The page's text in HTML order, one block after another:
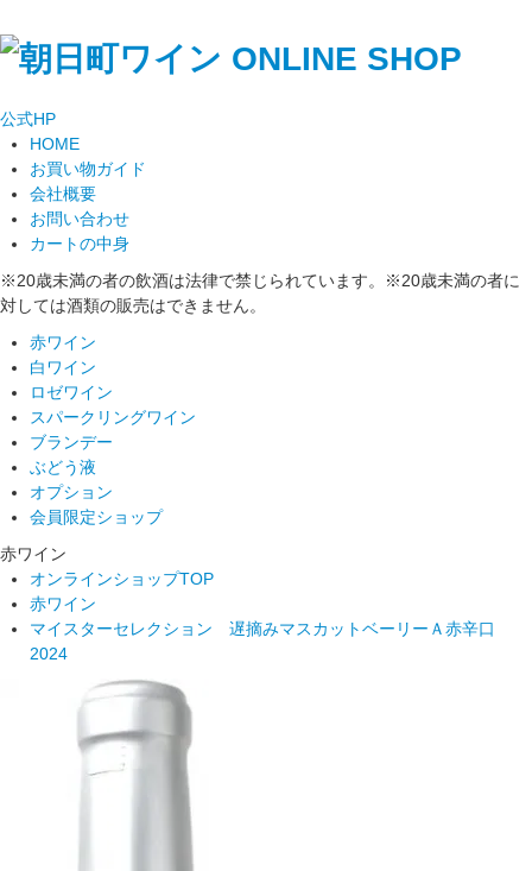
公式HP
HOME
お買い物ガイド
会社概要
お問い合わせ
カートの中身
※20歳未満の者の飲酒は法律で禁じられています。※20歳未満の者に
対しては酒類の販売はできません。
赤ワイン
白ワイン
ロゼワイン
スパークリングワイン
ブランデー
ぶどう液
オプション
会員限定ショップ
赤ワイン
オンラインショップTOP
赤ワイン
マイスターセレクション 遅摘みマスカットベーリーＡ赤辛口
2024